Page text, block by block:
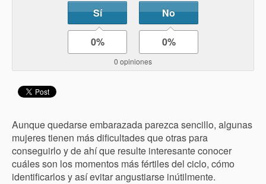
Sí No
0% 0%
0 opiniones
Aunque quedarse embarazada parezca sencillo, algunas
mujeres tienen más dificultades que otras para
conseguirlo y de ahí que resulte interesante conocer
cuáles son los momentos más fértiles del ciclo, cómo
identificarlos y así evitar angustiarse inútilmente.